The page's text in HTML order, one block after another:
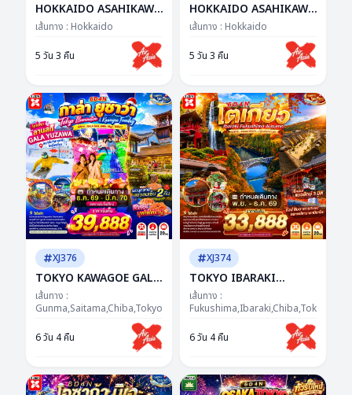
HOKKAIDO ASAHIKAWA
OTARU WINTER 5D 3N
BY XJ -- NOV - DEC'26 --
ซุปตาร์...ฮอกไกโด ฟีล
เทพนิยาย...ใจละลายทั้งทริป
เส้นทาง : Hokkaido
5 วัน 3 คืน
HOKKAIDO ASAHIKAWA
OTARU SNOW 5D 3N BY
XJ -- DEC'26 - JAN'27 --
ซุปตาร์...Winter
Wonderland หิมะไม่พัก
เส้นทาง : Hokkaido
5 วัน 3 คืน
XJ376
TOKYO KAWAGOE GALA
YUZAWA ILUMINATION
FREEDAY NEW YEAR 6D
4N BY XJ "ซุปตาร์...GALA
จัดให้..ได้ฟีล...ได้รูป...ได้
เส้นทาง :
Gunma,Saitama,Chiba,Tokyo,Kanagawa,Yamanashi
6 วัน 4 คืน
XJ374
TOKYO IBARAKI
FUKUSHIMA AUTUMN
6D 4N BY XJ -- NOV -
DEC'26 -- ซุปตาร์...ธรรม
ชาติฮีลใจ...ญี่ปุ่นฮีลความ
เส้นทาง :
Fukushima,Ibaraki,Chiba,Tokyo
6 วัน 4 คืน